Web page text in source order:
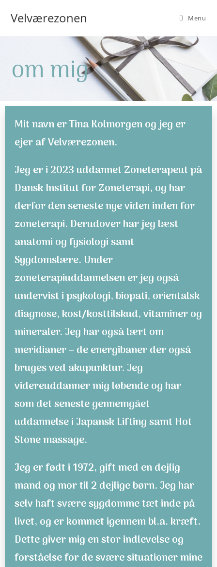
Velværezonen Menu
om mig
Mit navn er Tina Kolmorgen og jeg er
ejer af Velværezonen.
Jeg er i 2023 uddannet Zoneterapeut på
Dansk Institut for Zoneterapi, og har
derfor den seneste nye viden inden for
zoneterapi. Derudover har jeg læst
anatomi og fysiologi samt
Sygdomslære. Under
zoneterapiuddannelsen er jeg også
undervist i psykologi, biopati, orientalsk
diagnose, kost/kosttilskud, vitaminer og
mineraler. Jeg har også lært om
meridianer – de energibaner der også
bruges ved akupunktur. Jeg
videreuddanner mig løbende og har
som det seneste gennemgået
uddannelse i Japansk Lifting samt Hot
Stone massage.
Jeg er født i 1972, gift med en dejlig
mand og mor til 2 dejlige børn. Jeg har
selv haft svære sygdomme tæt inde på
livet, og er kommet igennem bl.a. kræft.
Dette giver mig en stor indlevelse og
forståelse for de svære situationer mine